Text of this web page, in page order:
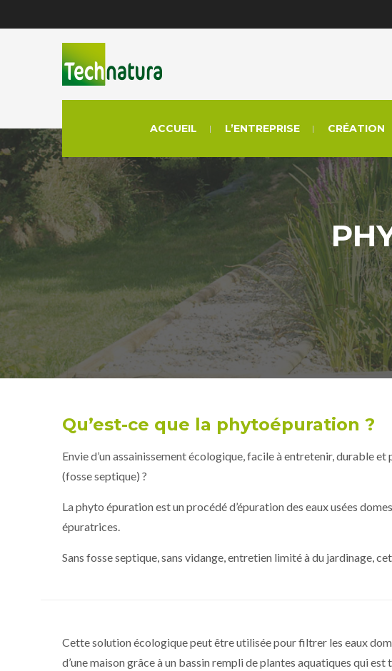
ACCUEIL L’ENTREPRISE CRÉATION
Qu’est-ce que la phytoépuration ?
Envie d’un assainissement écologique, facile à entretenir, durable
(fosse septique) ?
La phyto épuration est un procédé d’épuration des eaux usées
épuratrices.
Sans fosse septique, sans vidange, entretien limité à du jardinage,
Cette solution écologique peut être utilisée pour filtrer les eaux
d’une maison grâce à un bassin rempli de plantes aquatiques qui